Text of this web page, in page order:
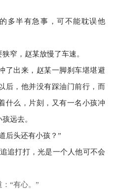
多半有急事，可不能耽误他
窄，赵某放慢了车速。
了出来，赵某一脚刹车堪堪避
后，他并没有踩油门前行，而
什么，片刻，又有一名小孩冲
远去。
后头还有小孩？”
追打打，光是一个人他可不会
“有心。”